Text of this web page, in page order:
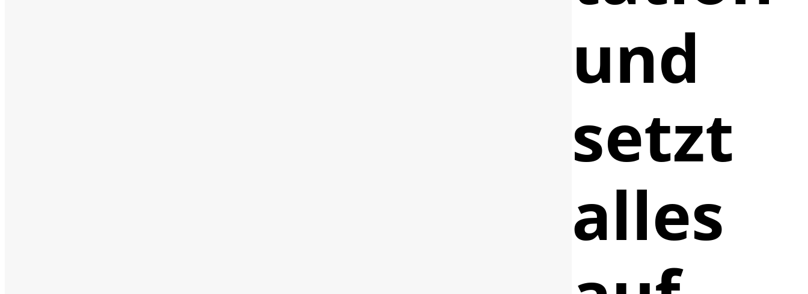
und
setzt
alles